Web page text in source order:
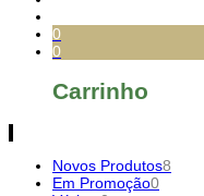
0
0
Carrinho
Novos Produtos8
Em Promoção0